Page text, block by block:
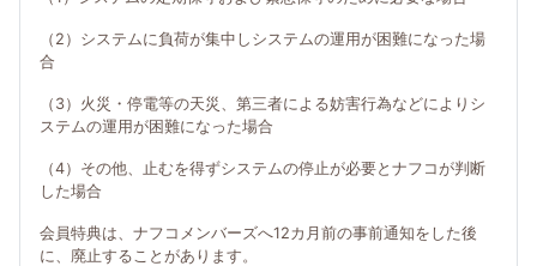
（2）システムに負荷が集中しシステムの運用が困難になった場
合
（3）火災・停電等の天災、第三者による妨害行為などによりシ
ステムの運用が困難になった場合
（4）その他、止むを得ずシステムの停止が必要とナフコが判断
した場合
会員特典は、ナフコメンバーズへ12カ月前の事前通知をした後
に、廃止することがあります。